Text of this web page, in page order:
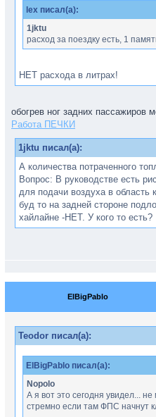
lex писал(а):
1jktu
расход за поездку есть, 1
НЕТ расхода в литрах!
обогрев ног задних пассажиров
Работа ПЕЧКИ
1jktu писал(а):
А количества потраченного
Вопрос: В руководстве есть
для подачи воздуха в область
буд то на задней стороне
хайлайне -НЕТ. У кого то есть?
ElBigPablo
Teodor писал(а):
ElBigPablo писал(а):
Nopolo
А я вот это сегодня увидел... не
стремно если там ФПС начнут